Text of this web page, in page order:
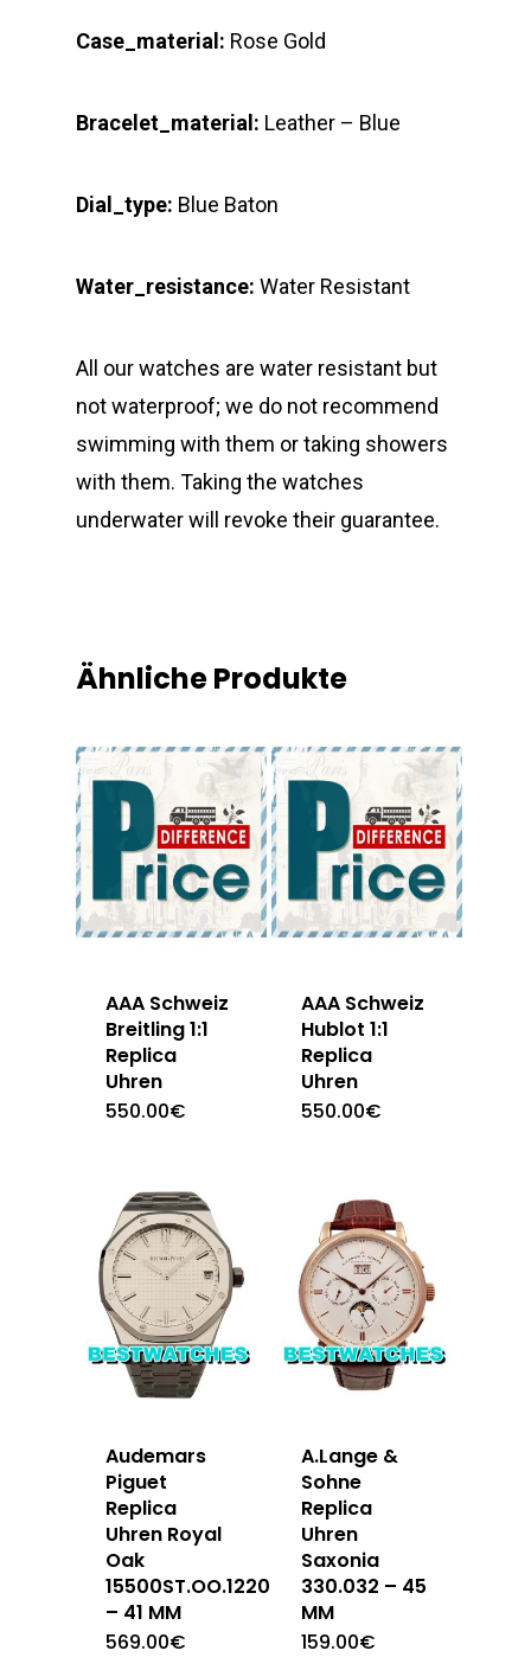
Case_material: Rose Gold
Bracelet_material: Leather – Blue
Dial_type: Blue Baton
Water_resistance: Water Resistant
All our watches are water resistant but
not waterproof; we do not recommend
swimming with them or taking showers
with them. Taking the watches
underwater will revoke their guarantee.
Ähnliche Produkte
AAA Schweiz
Breitling 1:1
Replica
Uhren
550.00€
AAA Schweiz
Hublot 1:1
Replica
Uhren
550.00€
Audemars
Piguet
Replica
Uhren Royal
Oak
15500ST.OO.1220ST.04
– 41 MM
569.00€
A.Lange &
Sohne
Replica
Uhren
Saxonia
330.032 – 45
MM
159.00€